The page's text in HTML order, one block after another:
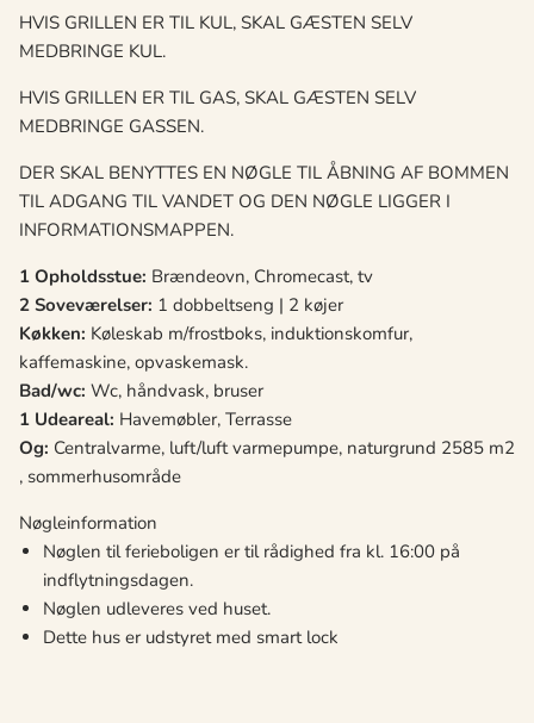
HVIS GRILLEN ER TIL KUL, SKAL GÆSTEN SELV
MEDBRINGE KUL.
HVIS GRILLEN ER TIL GAS, SKAL GÆSTEN SELV
MEDBRINGE GASSEN.
DER SKAL BENYTTES EN NØGLE TIL ÅBNING AF BOMMEN
TIL ADGANG TIL VANDET OG DEN NØGLE LIGGER I
INFORMATIONSMAPPEN.
1 Opholdsstue: Brændeovn, Chromecast, tv
2 Soveværelser: 1 dobbeltseng | 2 køjer
Køkken: Køleskab m/frostboks, induktionskomfur,
kaffemaskine, opvaskemask.
Bad/wc: Wc, håndvask, bruser
1 Udeareal: Havemøbler, Terrasse
Og: Centralvarme, luft/luft varmepumpe, naturgrund 2585 m2
, sommerhusområde
Nøgleinformation
Nøglen til ferieboligen er til rådighed fra kl. 16:00 på
indflytningsdagen.
Nøglen udleveres ved huset.
Dette hus er udstyret med smart lock